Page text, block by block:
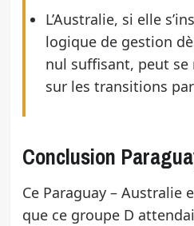
L’Australie, si elle
logique de gestion
nul suffisant, peut se
sur les transitions
Conclusion
Ce Paraguay – Australie
que ce groupe D